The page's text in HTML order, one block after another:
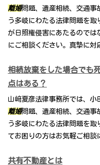
離婚問題、遺産相続、交通事
う多岐にわたる法律問題を
が日照権侵害にあたるのでは
にご相談ください。真摯に対
相続放棄をした場合でも
点はある？
山﨑夏彦法律事務所では、小
離婚問題、遺産相続、交通事
う多岐にわたる法律問題を
てお困りの方はお気軽ご相談
共有不動産とは